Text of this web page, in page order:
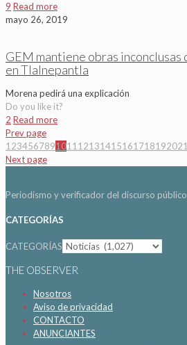
9 Read more
mayo 26, 2019
GEM mantiene obras inconclusas
en Tlalnepantla
Morena pedirá una explicación
Do you like it?
2 Read more
Prev page
1 234567891011 12131415161718192021
Next page
Periodismo y verificador del discurso
CATEGORÍAS
CATEGORÍAS
THE OBSERVER
Nosotros
Aviso de privacidad
CONTACTO
ANUNCIANTES